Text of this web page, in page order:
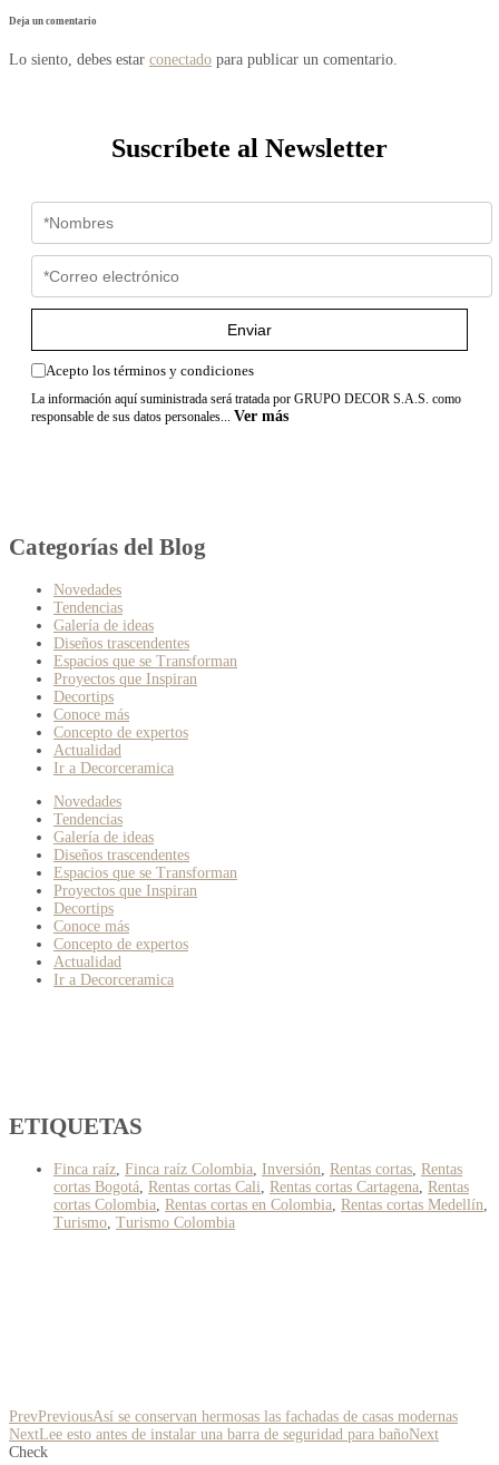
Deja un comentario
Lo siento, debes estar conectado para publicar un comentario.
Suscríbete al Newsletter
Enviar
Acepto los términos y condiciones
La información aquí suministrada será tratada por GRUPO DECOR S.A.S. como
responsable de sus datos personales... Ver más
Categorías del Blog
Novedades
Tendencias
Galería de ideas
Diseños trascendentes
Espacios que se Transforman
Proyectos que Inspiran
Decortips
Conoce más
Concepto de expertos
Actualidad
Ir a Decorceramica
Novedades
Tendencias
Galería de ideas
Diseños trascendentes
Espacios que se Transforman
Proyectos que Inspiran
Decortips
Conoce más
Concepto de expertos
Actualidad
Ir a Decorceramica
ETIQUETAS
Finca raíz Finca raíz Colombia Inversión Rentas cortas Rentas
cortas Bogotá Rentas cortas Cali Rentas cortas Cartagena Rentas
cortas Colombia Rentas cortas en Colombia Rentas cortas Medellín
Turismo Turismo Colombia
PrevPreviousAsí se conservan hermosas las fachadas de casas modernas
NextLee esto antes de instalar una barra de seguridad para bañoNext
Check